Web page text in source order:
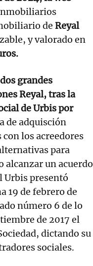
de Reyal
y valorado en
grandes
Reyal, tras la
de Urbis por
de adquisción
con los acreedores
para
alcanzar un acuerdo
Urbis presentó
19 de febrero de
número 6 de lo
de 2017 el
dictando su
sociales.